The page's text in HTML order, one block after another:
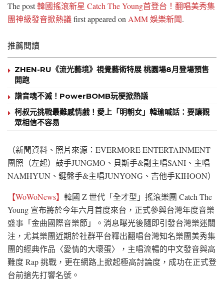
The post韓國搖滾新星 Catch The Young首登台！翻唱美秀集
團神級發音掀熱議first appeared onAMM 娛樂新聞.
推薦閱讀
ZHEN-RU《流光藝境》視覺藝術特展 桃園場8月登場預售
開跑
諧音魂不滅！PowerBOMB玩梗掀熱議
柯叔元挑戰最難感情戲！愛上「明朝女」韓瑜喊話：要讓觀
眾相信不容易
（新聞資料、照片來源：EVERMORE ENTERTAINMENT
團照（左起）鼓手JUNGMO、貝斯手&副主唱SANI、主唱
NAMHYUN、鍵盤手&主唱JUNYONG、吉他手KIHOON）
【WoWoNews】 韓國 Z 世代「全才型」搖滾樂團 Catch The
Young 宣布將於今年六月首度來台，正式參與台灣年度音樂
盛事「金曲國際音樂節」。消息曝光後隨即引發台灣樂迷關
注，尤其樂團近期於社群平台釋出翻唱台灣知名樂團美秀集
團的經典作品〈愛情的大壞蛋〉，主唱流暢的中文發音與高
難度 Rap 挑戰，更在網路上掀起極高討論度，成功在正式登
台前搶先打響名號。